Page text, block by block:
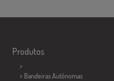
Produtos
>
> Bandeiras Autônomas